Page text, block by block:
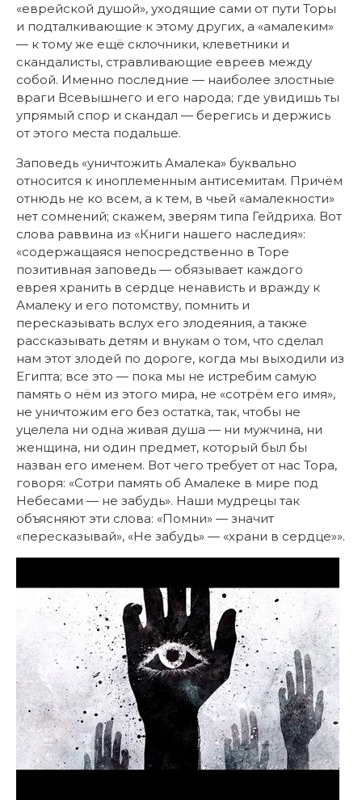
«еврейской душой», уходящие сами от пути Торы
и подталкивающие к этому других, а «амалеким»
— к тому же ещё склочники, клеветники и
скандалисты, стравливающие евреев между
собой. Именно последние — наиболее злостные
враги Всевышнего и его народа; где увидишь ты
упрямый спор и скандал — берегись и держись
от этого места подальше.
Заповедь «уничтожить Амалека» буквально
относится к иноплеменным антисемитам. Причём
отнюдь не ко всем, а к тем, в чьей «амалекности»
нет сомнений; скажем, зверям типа Гейдриха. Вот
слова раввина из «Книги нашего наследия»:
«содержащаяся непосредственно в Торе
позитивная заповедь — обязывает каждого
еврея хранить в сердце ненависть и вражду к
Амалеку и его потомству, помнить и
пересказывать вслух его злодеяния, а также
рассказывать детям и внукам о том, что сделал
нам этот злодей по дороге, когда мы выходили из
Египта; все это — пока мы не истребим самую
память о нём из этого мира, не «сотрём его имя»,
не уничтожим его без остатка, так, чтобы не
уцелела ни одна живая душа — ни мужчина, ни
женщина, ни один предмет, который был бы
назван его именем. Вот чего требует от нас Тора,
говоря: «Сотри память об Амалеке в мире под
Небесами — не забудь». Наши мудрецы так
объясняют эти слова: «Помни» — значит
«пересказывай», «Не забудь» — «храни в сердце»».